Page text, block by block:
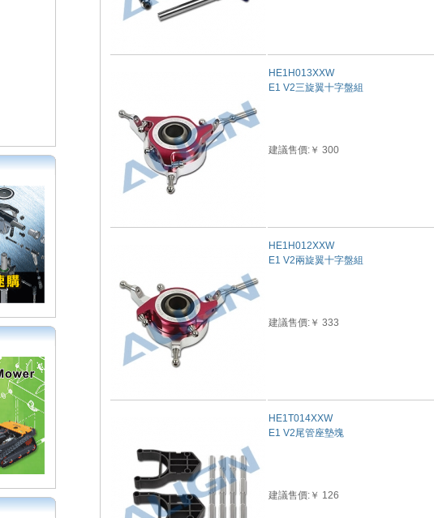
HE1H013XXW
E1 V2三旋翼十字盤組
建議售價:￥ 300
HE1H012XXW
E1 V2兩旋翼十字盤組
建議售價:￥ 333
HE1T014XXW
E1 V2尾管座墊塊
建議售價:￥ 126